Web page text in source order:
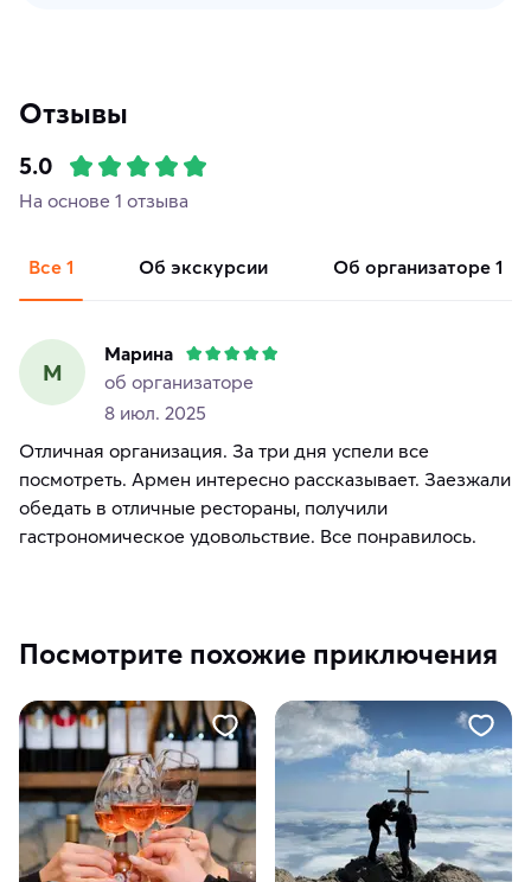
Отзывы
5.0
На основе 1 отзыва
Все 1 об экскурсии об организаторе 1
М
Марина
об организаторе
8 июл. 2025
Отличная организация. За три дня успели все
посмотреть. Армен интересно рассказывает. Заезжали
обедать в отличные рестораны, получили
гастрономическое удовольствие. Все понравилось.
Посмотрите похожие приключения